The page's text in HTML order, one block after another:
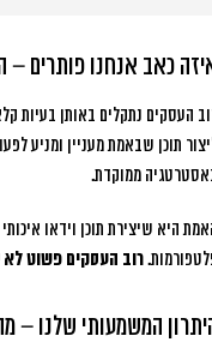
כאב אנחנו פותרים –
העסקים נתקלים באותן בעיות
תוכן שבאמת מעניין ומניע
ממוקדת.
היא שיצירת תוכן וידאו
רוב העסקים פשוט
המשמעותי שלנו –